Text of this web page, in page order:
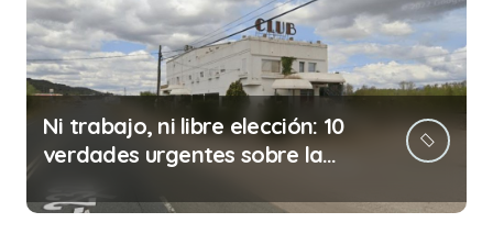
Ni trabajo, ni libre elección: 10
verdades urgentes sobre la